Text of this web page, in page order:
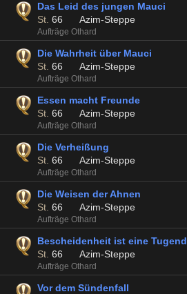
Das Leid des jungen Mauci
St. 66 Azim-Steppe
Aufträge Othard
Die Wahrheit über Mauci
St. 66 Azim-Steppe
Aufträge Othard
Essen macht Freunde
St. 66 Azim-Steppe
Aufträge Othard
Die Verheißung
St. 66 Azim-Steppe
Aufträge Othard
Die Weisen der Ahnen
St. 66 Azim-Steppe
Aufträge Othard
Bescheidenheit ist eine Tugend
St. 66 Azim-Steppe
Aufträge Othard
Vor dem Sündenfall